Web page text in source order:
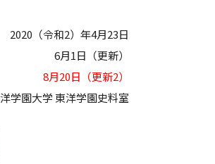
2020（令和2）年4月23日
6月1日（更新）
8月20日（更新2）
学園大学 東洋学園史料室